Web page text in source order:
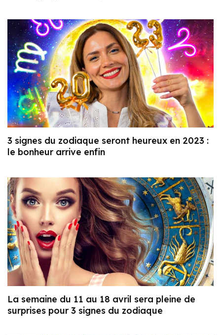
3 signes du zodiaque seront heureux en 2023 :
le bonheur arrive enfin
La semaine du 11 au 18 avril sera pleine de
surprises pour 3 signes du zodiaque